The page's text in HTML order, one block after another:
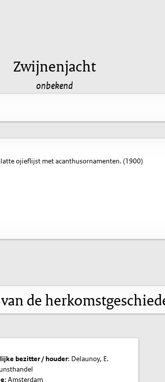
Zwijnenjacht
onbekend
ojieflijst met acanthusornamenten. (1900)
de
bezitter / houder: Delaunoy, E.
: Amsterdam